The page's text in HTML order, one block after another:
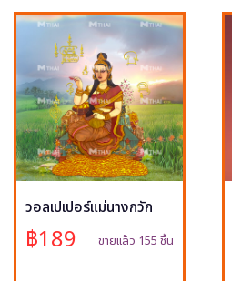
วอลเปเปอร์แม่นางกวัก
฿189 ขายแล้ว 155 ชิ้น